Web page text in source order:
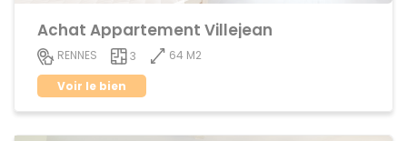
Achat Appartement Villejean
RENNES 3
64 M2
Voir le bien